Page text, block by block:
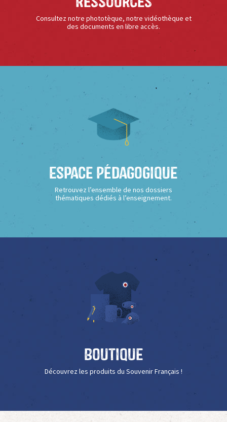
Consultez notre phototèque, notre vidéothèque et
des documents en libre accès.
Espace Pédagogique
Retrouvez l’ensemble de nos dossiers
thématiques dédiés à l’enseignement.
Boutique
Découvrez les produits du Souvenir Français !